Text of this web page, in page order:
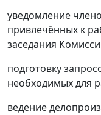
уведомление
привлечённых к
заседания
подготовку
необходимых для
ведение